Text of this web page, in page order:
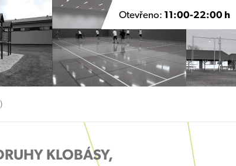
Otevřeno: 11:00-22:00 h
KLOBÁSY,